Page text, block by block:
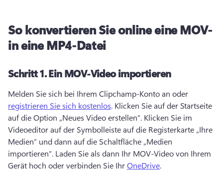
So konvertieren Sie online eine MOV-
in eine MP4-Datei
Schritt 1.Ein MOV-Video importieren
Melden Sie sich bei Ihrem Clipchamp-Konto an oder
registrieren Sie sich kostenlos. Klicken Sie auf der Startseite
auf die Option „Neues Video erstellen“. Klicken Sie im
Videoeditor auf der Symbolleiste auf die Registerkarte „Ihre
Medien“ und dann auf die Schaltfläche „Medien
importieren“. Laden Sie als dann Ihr MOV-Video von Ihrem
Gerät hoch oder verbinden Sie Ihr OneDrive.